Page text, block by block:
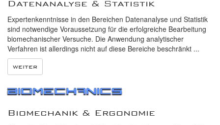
Datenanalyse & Statistik
Expertenkenntnisse in den Bereichen Datenanalyse und Statistik
sind notwendige Voraussetzung für die erfolgreiche Bearbeitung
biomechanischer Versuche. Die Anwendung analytischer
Verfahren ist allerdings nicht auf diese Bereiche beschränkt ...
weiter
Biomechanics
Biomechanik & Ergonomie